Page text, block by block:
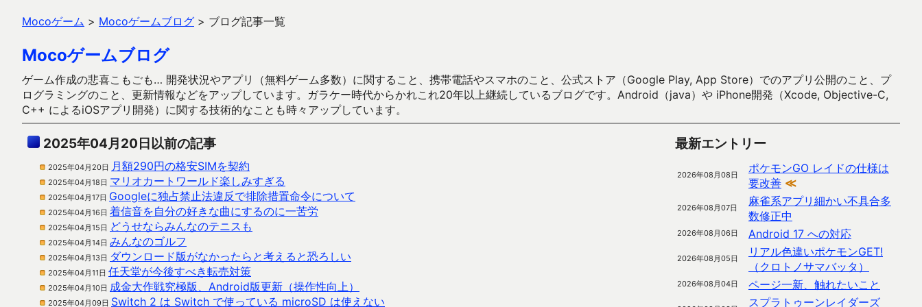
Mocoゲーム > Mocoゲームブログ > ブログ記事一覧
Mocoゲームブログ
ゲーム作成の悲喜こもごも… 開発状況やアプリ（無料ゲーム多数）に関すること、携帯電話やスマホのこと、公式ストア（Google Play, App Store）でのアプリ公開のこと、プ
ログラミングのこと、更新情報などをアップしています。ガラケー時代からかれこれ20年以上継続しているブログです。Android（java）や iPhone開発（Xcode, Objective-C,
C++ によるiOSアプリ開発）に関する技術的なことも時々アップしています。
2025年04月20日以前の記事
2025年04月20日 月額290円の格安SIMを契約
2025年04月18日 マリオカートワールド楽しみすぎる
2025年04月17日 Googleに独占禁止法違反で排除措置命令について
2025年04月16日 着信音を自分の好きな曲にするのに一苦労
2025年04月15日 どうせならみんなのテニスも
2025年04月14日 みんなのゴルフ
2025年04月13日 ダウンロード版がなかったらと考えると恐ろしい
2025年04月11日 任天堂が今後すべき転売対策
2025年04月10日 成金大作戦究極版、Android版更新（操作性向上）
2025年04月09日 Switch 2 は Switch で使っている microSD は使えない
最新エントリー
2026年08月08日
ポケモンGO レイドの仕様は
要改善 ≪
2026年08月07日
麻雀系アプリ細かい不具合多
数修正中
2026年08月06日 Android 17 への対応
2026年08月05日
リアル色違いポケモンGET!
（クロトノサマバッタ）
2026年08月04日 ページ一新、触れたいこと
スプラトゥーンレイダーズ